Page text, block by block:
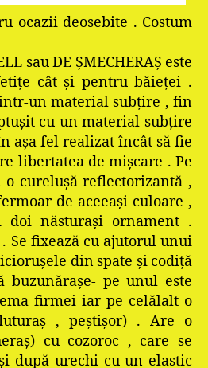
ocazii deosebite . Costum
sau DE ŞMECHERAŞ este
cât şi pentru băieţei .
un material subţire , fin
cu un material subţire
aşa fel realizat încât să fie
libertatea de mişcare . Pe
o cureluşă reflectorizantă ,
de aceeaşi culoare ,
năsturaşi ornament .
Se fixează cu ajutorul unui
din spate şi codiţă
buzunăraşe- pe unul este
firmei iar pe celălalt o
, peştişor) . Are o
cu cozoroc , care se
după urechi cu un elastic